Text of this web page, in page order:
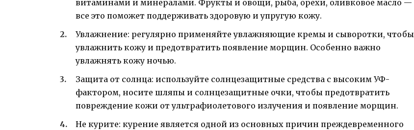
витаминами и минералами. Фрукты и овощи, рыба, орехи, оливковое масло —
все это поможет поддерживать здоровую и упругую кожу.
Увлажнение: регулярно применяйте увлажняющие кремы и сыворотки, чтобы
увлажнить кожу и предотвратить появление морщин. Особенно важно
увлажнять кожу ночью.
Защита от солнца: используйте солнцезащитные средства с высоким УФ-
фактором, носите шляпы и солнцезащитные очки, чтобы предотвратить
повреждение кожи от ультрафиолетового излучения и появление морщин.
Не курите: курение является одной из основных причин преждевременного